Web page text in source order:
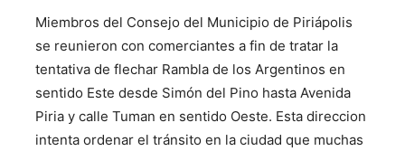
Miembros del Consejo del Municipio de Piriápolis
se reunieron con comerciantes a fin de tratar la
tentativa de flechar Rambla de los Argentinos en
sentido Este desde Simón del Pino hasta Avenida
Piria y calle Tuman en sentido Oeste. Esta direccion
intenta ordenar el tránsito en la ciudad que muchas